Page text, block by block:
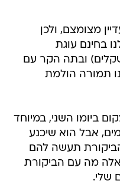
מצומצם, ולכן
בחינם עוגת
ופקאן. בהפוך (10 שקלים) ובתה הקר עם
קיבלנו תמורה הולמת
ביומו השני, במיוחד
שכבר חוגגת 10,220 ימים, אבל הוא שיכנע
הביקורת תעשה להם
מה עם הביקורת